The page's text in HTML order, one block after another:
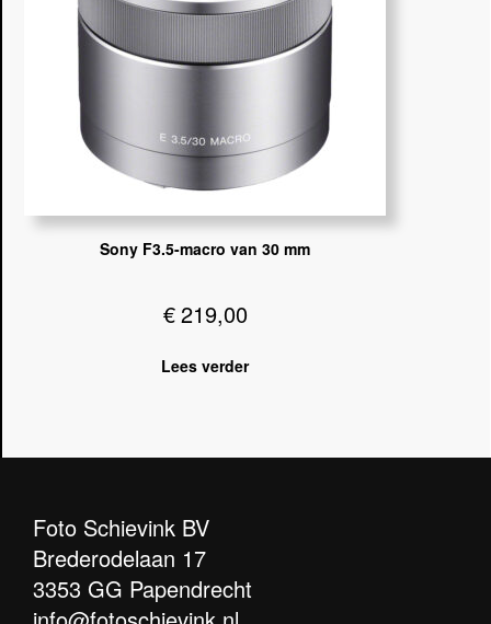
Sony F3.5-macro van 30 mm
€219,00
Lees verder
Foto Schievink BV
Brederodelaan 17
3353 GG Papendrecht